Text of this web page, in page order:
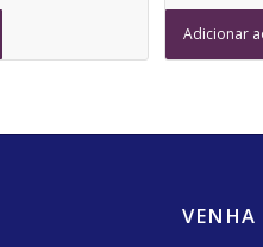
Adicionar
VENHA